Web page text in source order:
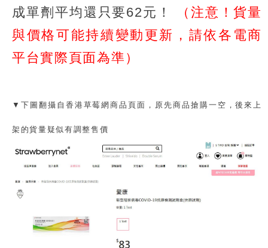
成單劑平均還只要62元！
（注意！貨量
與價格可能持續變動更新，請依各電商
平台實際頁面為準）
▼下圖翻攝自香港草莓網商品頁面，原先商品搶購一空，後來上
架的貨量疑似有調整售價